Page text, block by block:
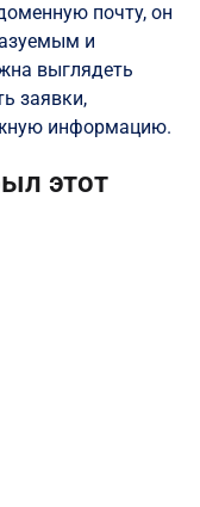
почту, он
и
выглядеть
заявки,
информацию.
этот